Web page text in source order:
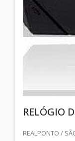
RELÓGIO
REALPONTO /